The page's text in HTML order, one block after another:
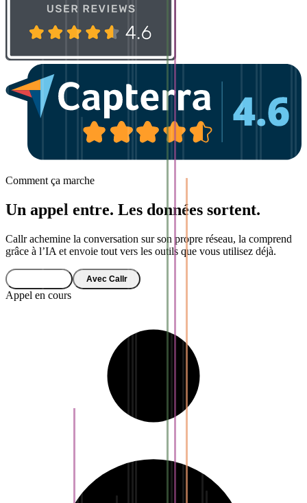
Comment ça marche
Un appel entre. Les données sortent.
Callr achemine la conversation sur son propre réseau, la comprend
grâce à l’IA et envoie tout vers les outils que vous utilisez déjà.
Avec Callr
Appel en cours